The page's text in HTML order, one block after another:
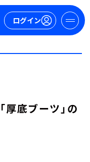
ログイン
底ブーツ」の